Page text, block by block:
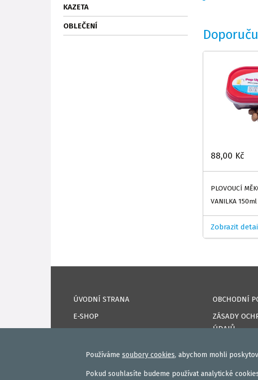
KAZETA
OBLEČENÍ
88,00 Kč
PLOVOUCÍ
VANILKA 150ml
Zobrazit
ÚVODNÍ STRANA
E-SHOP
NAPSALI O NÁS
OBCHODNÍ
ZÁSADY
ÚDAJŮ
Používáme soubory cookies, abychom mohli
Pokud souhlasíte budeme používat analytické